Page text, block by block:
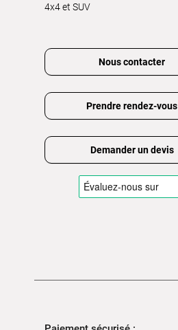
4x4 et SUV
Nous contacter
Prendre rendez-vous
Demander un devis